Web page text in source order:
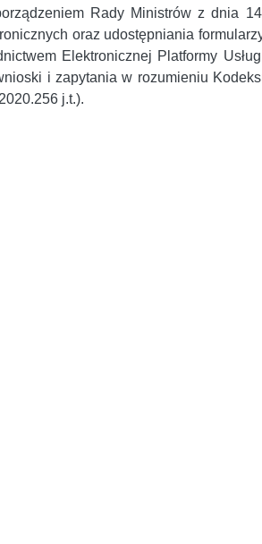
Rady Ministrów z dnia
oraz udostępniania
Elektronicznej Platformy
i zapytania w rozumieniu
j.t.).